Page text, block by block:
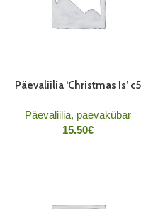
Päevaliilia ‘Christmas Is’ c5
Päevaliilia, päevakübar
15.50€